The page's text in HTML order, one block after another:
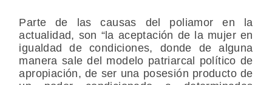
Parte de las causas del poliamor en la
actualidad, son “la aceptación de la mujer en
igualdad de condiciones, donde de alguna
manera sale del modelo patriarcal político de
apropiación, de ser una posesión producto de